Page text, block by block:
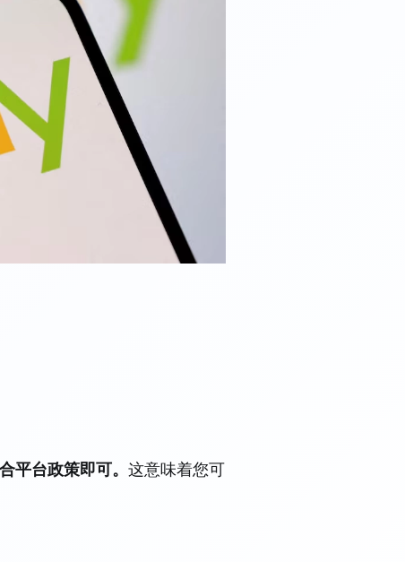
平台政策即可。 这意味着您可